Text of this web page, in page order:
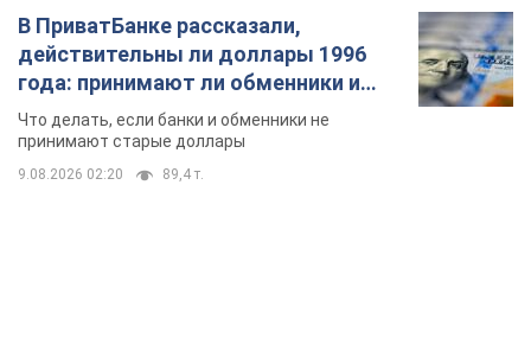
В ПриватБанке рассказали,
действительны ли доллары 1996
года: принимают ли обменники и
банки такие купюры
Что делать, если банки и обменники не
принимают старые доллары
9.08.2026 02:20 89,4 т.